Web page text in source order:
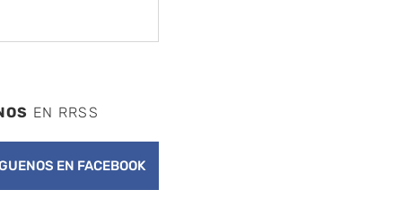
EN RRSS
EN FACEBOOK